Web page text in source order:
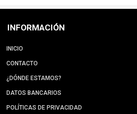
INFORMACIÓN
INICIO
CONTACTO
¿DÓNDE ESTAMOS?
DATOS BANCARIOS
POLÍTICAS DE PRIVACIDAD